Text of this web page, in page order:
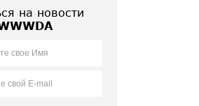
на новости